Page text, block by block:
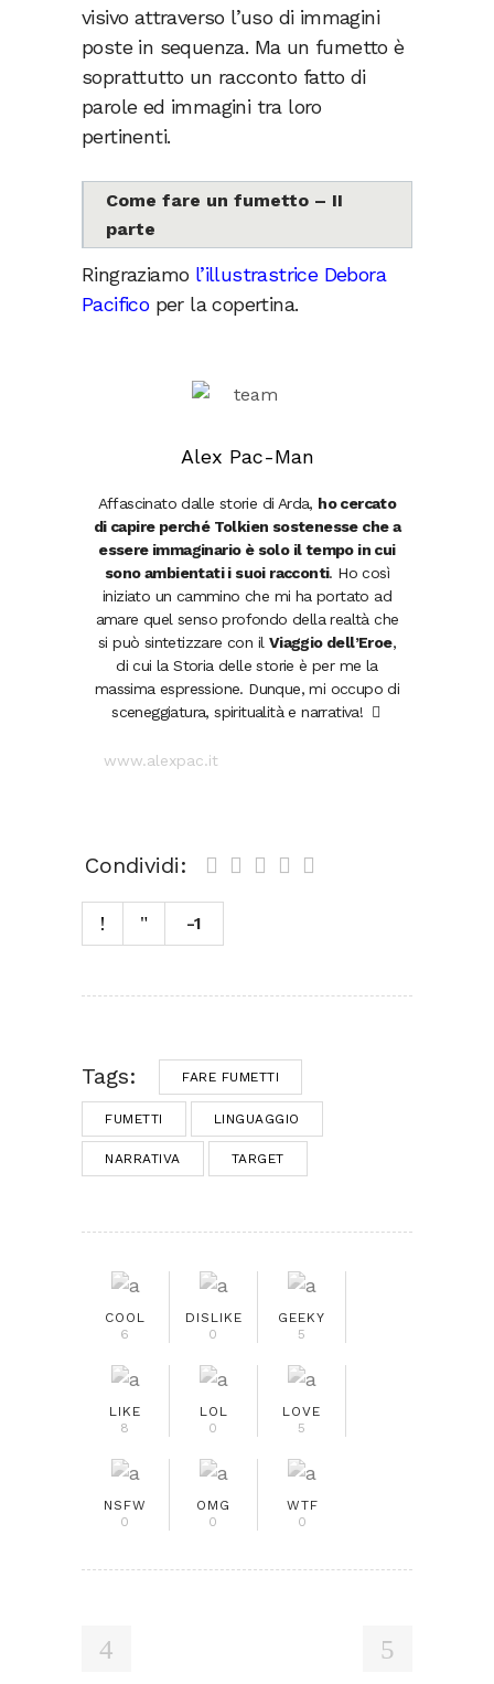
visivo attraverso l’uso di immagini
poste in sequenza. Ma un fumetto è
soprattutto un racconto fatto di
parole ed immagini tra loro
pertinenti.
Come fare un fumetto – II
parte
Ringraziamo l’illustrastrice Debora
Pacifico per la copertina.
Alex Pac-Man
Affascinato dalle storie di Arda, ho cercato
di capire perché Tolkien sostenesse che a
essere immaginario è solo il tempo in cui
sono ambientati i suoi racconti. Ho così
iniziato un cammino che mi ha portato ad
amare quel senso profondo della realtà che
si può sintetizzare con il Viaggio dell’Eroe,
di cui la Storia delle storie è per me la
massima espressione. Dunque, mi occupo di
sceneggiatura, spiritualità e narrativa!
www.alexpac.it
Condividi:
-1
Tags: FARE FUMETTI
FUMETTI LINGUAGGIO
NARRATIVA TARGET
COOL
6
DISLIKE
0
GEEKY
5
LIKE
8
LOL
0
LOVE
5
NSFW
0
OMG
0
WTF
0